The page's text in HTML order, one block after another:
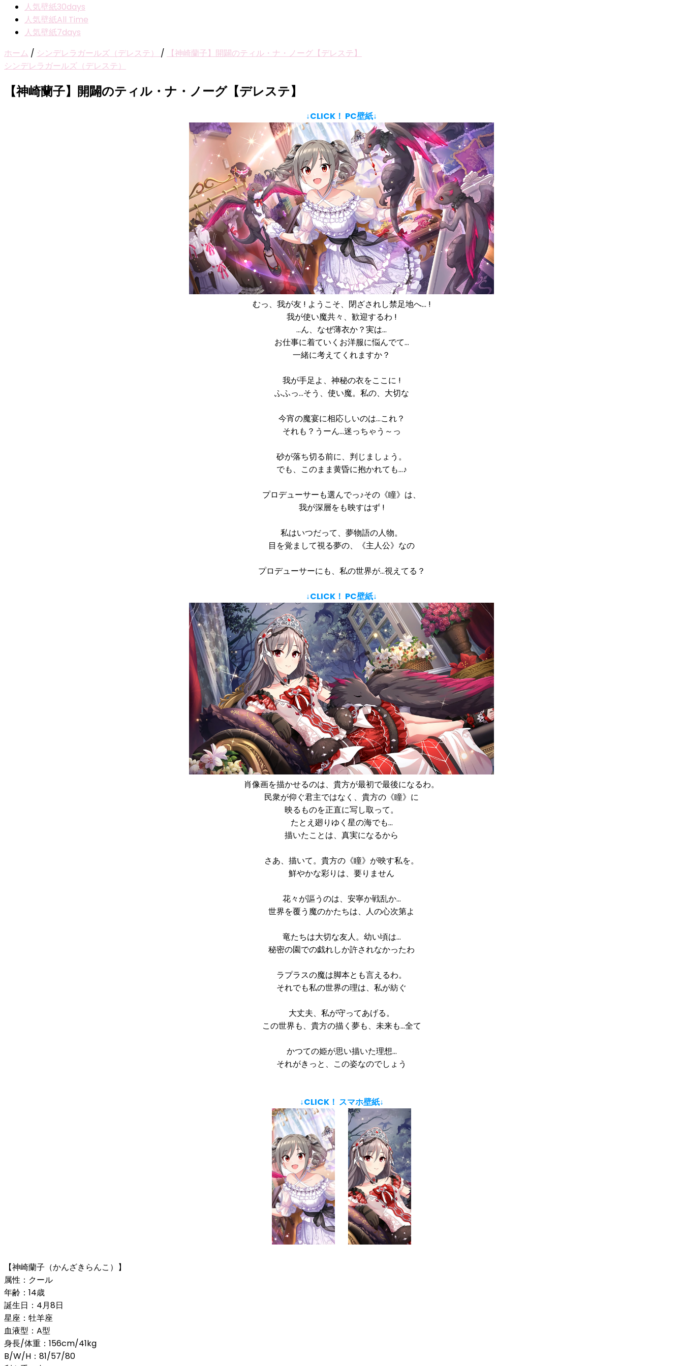
人気壁紙30days
人気壁紙All Time
人気壁紙7days
ホーム / シンデレラガールズ（デレステ） /
【神崎蘭子】開闢のティル・ナ・ノーグ【デレステ】
シンデレラガールズ（デレステ）
【神崎蘭子】開闢のティル・ナ・ノーグ【デレステ】
↓CLICK！ PC壁紙↓
むっ、我が友 ! ようこそ、閉ざされし禁足地へ… !
我が使い魔共々、歓迎するわ !
…ん、なぜ薄衣か？実は…
お仕事に着ていくお洋服に悩んでて…
一緒に考えてくれますか？
我が手足よ、神秘の衣をここに !
ふふっ…そう、使い魔。私の、大切な
今宵の魔宴に相応しいのは…これ？
それも？うーん…迷っちゃう～っ
砂が落ち切る前に、判じましょう。
でも、このまま黄昏に抱かれても…♪
プロデューサーも選んでっ♪その《瞳》は、
我が深層をも映すはず !
私はいつだって、夢物語の人物。
目を覚まして視る夢の、《主人公》なの
プロデューサーにも、私の世界が…視えてる？
↓CLICK！ PC壁紙↓
肖像画を描かせるのは、貴方が最初で最後になるわ。
民衆が仰ぐ君主ではなく、貴方の《瞳》に
映るものを正直に写し取って。
たとえ廻りゆく星の海でも…
描いたことは、真実になるから
さあ、描いて。貴方の《瞳》が映す私を。
鮮やかな彩りは、要りません
花々が謳うのは、安寧か戦乱か…
世界を覆う魔のかたちは、人の心次第よ
竜たちは大切な友人。幼い頃は…
秘密の園での戯れしか許されなかったわ
ラプラスの魔は脚本とも言えるわ。
それでも私の世界の理は、私が紡ぐ
大丈夫、私が守ってあげる。
この世界も、貴方の描く夢も、未来も…全て
かつての姫が思い描いた理想…
それがきっと、この姿なのでしょう
↓CLICK！ スマホ壁紙↓
【神崎蘭子（かんざきらんこ）】
属性：クール
年齢：14歳
誕生日：4月8日
星座：牡羊座
血液型：A型
身長/体重：156cm/41kg
B/W/H：81/57/80